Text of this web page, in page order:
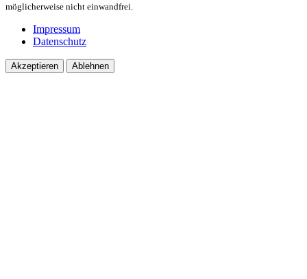
möglicherweise nicht einwandfrei.
Impressum
Datenschutz
Akzeptieren Ablehnen